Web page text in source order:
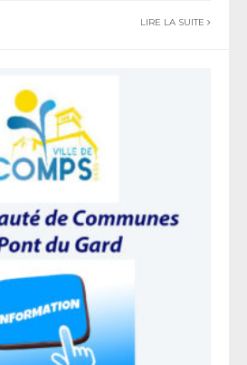
LIRE LA SUITE